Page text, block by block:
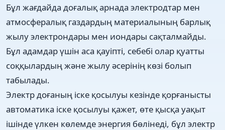
Бұл жағдайда доғалық арнада электродтар мен
атмосфералық газдардың материалының барлық
жылу электрондары мен иондары сақталмайды.
Бұл адамдар үшін аса қауіпті, себебі олар қуатты
соққылардың және жылу әсерінің көзі болып
табылады.
Электр доғаның іске қосылуы кезінде қорғанысты
автоматика іске қосылуы қажет, өте қысқа уақыт
ішінде үлкен көлемде энергия бөлінеді, бұл электр